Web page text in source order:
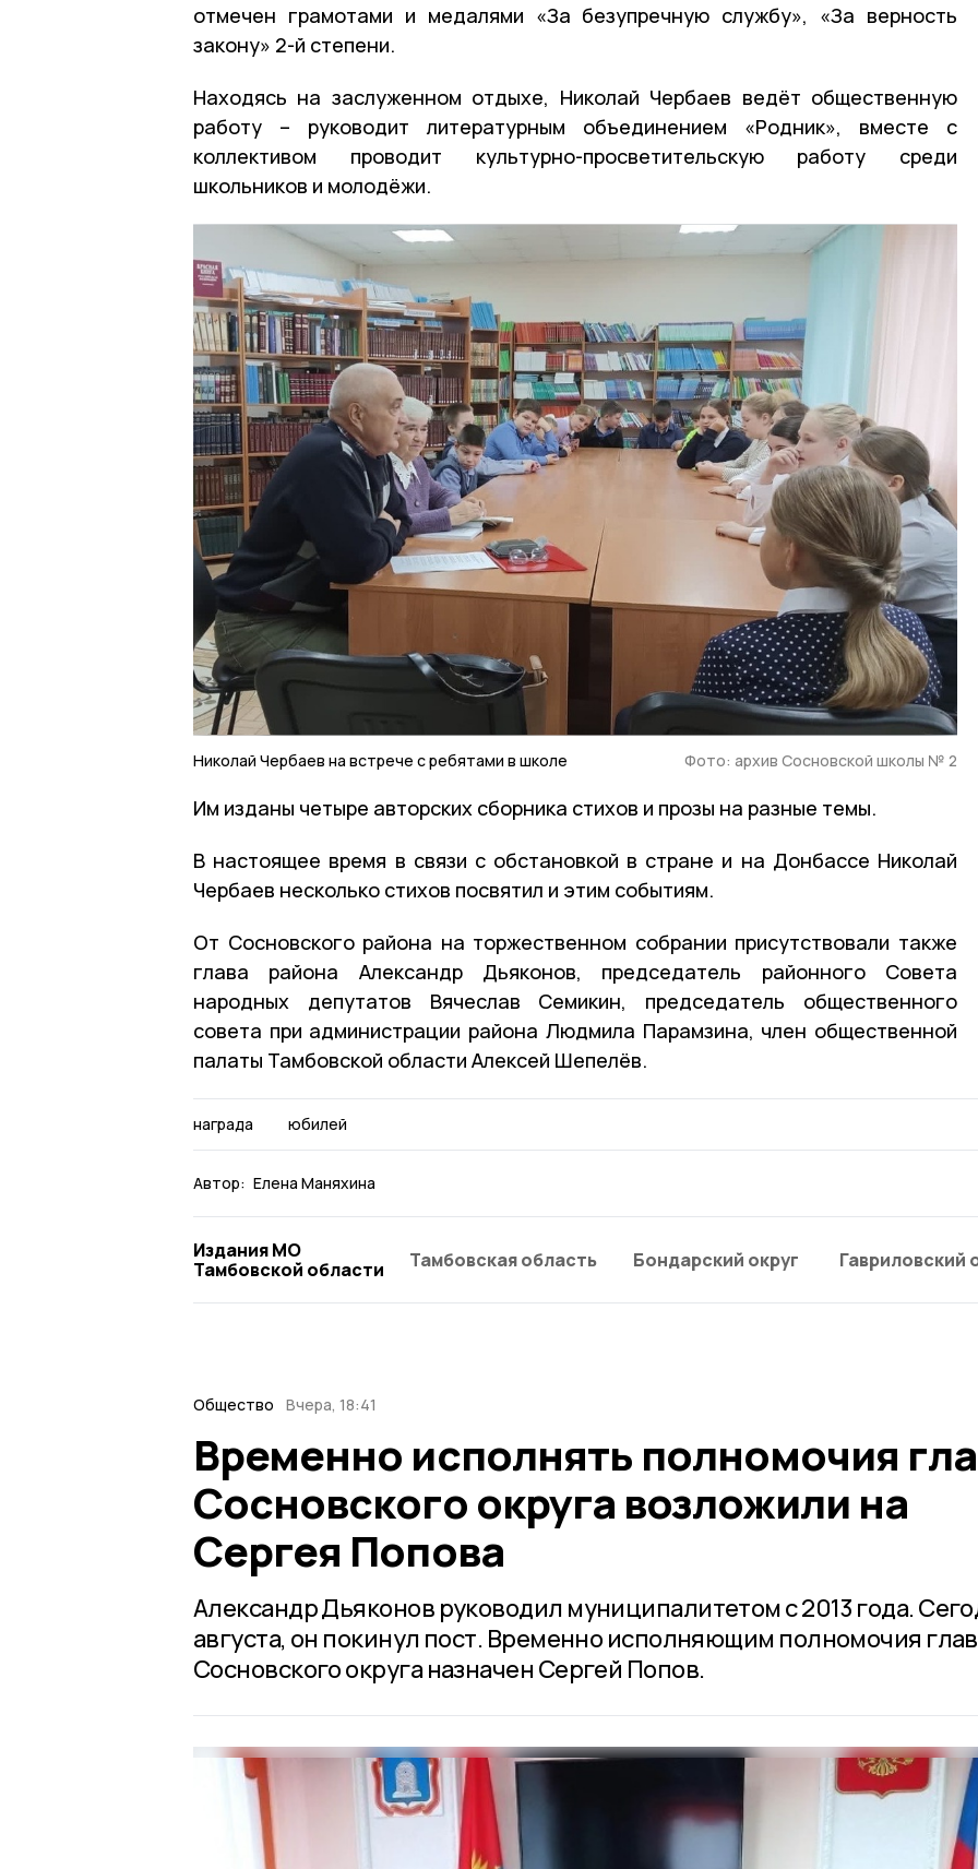
отмечен грамотами и медалями «За безупречную службу», «За верность
закону» 2-й степени.
Находясь на заслуженном отдыхе, Николай Чербаев ведёт общественную
работу – руководит литературным объединением «Родник», вместе с
коллективом проводит культурно-просветительскую работу среди
школьников и молодёжи.
Николай Чербаев на встрече с ребятами в школе Фото: архив Сосновской школы № 2
Им изданы четыре авторских сборника стихов и прозы на разные темы.
В настоящее время в связи с обстановкой в стране и на Донбассе Николай
Чербаев несколько стихов посвятил и этим событиям.
От Сосновского района на торжественном собрании присутствовали также
глава района Александр Дьяконов, председатель районного Совета
народных депутатов Вячеслав Семикин, председатель общественного
совета при администрации района Людмила Парамзина, член общественной
палаты Тамбовской области Алексей Шепелёв.
награда юбилей
Автор: Елена Маняхина
Издания МО
Тамбовской области
Тамбовская область Бондарский округ Гавриловский
Общество Вчера, 18:41
Временно исполнять полномочия
Сосновского округа возложили на
Сергея Попова
Александр Дьяконов руководил муниципалитетом с 2013 года.
августа, он покинул пост. Временно исполняющим полномочия
Сосновского округа назначен Сергей Попов.